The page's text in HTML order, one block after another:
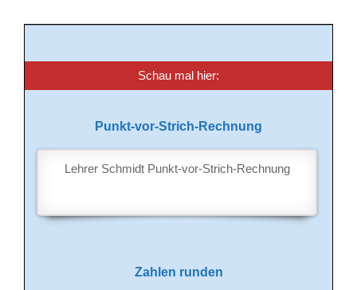
Schau mal hier:
Punkt-vor-Strich-Rechnung
Lehrer Schmidt Punkt-vor-Strich-Rechnung
Zahlen runden